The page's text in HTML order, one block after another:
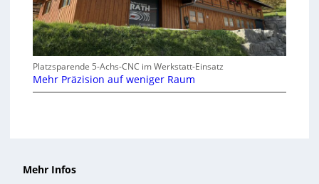
Platzsparende 5-Achs-CNC im Werkstatt-Einsatz
Mehr Präzision auf weniger Raum
Mehr Infos